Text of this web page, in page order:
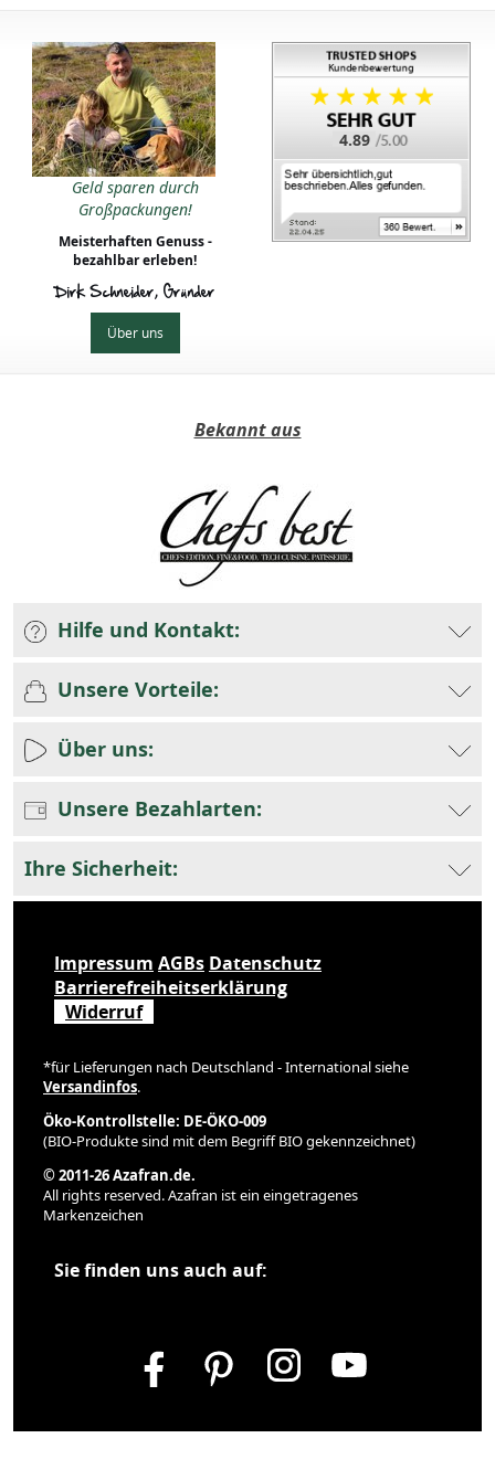
Geld sparen durch
Großpackungen!
Meisterhaften Genuss -
bezahlbar erleben!
Dirk Schneider, Gründer
Über uns
4.89
Bekannt aus
Hilfe und Kontakt:
Unsere Vorteile:
Über uns:
Unsere Bezahlarten:
Ihre Sicherheit:
Impressum AGBs Datenschutz
Barrierefreiheitserklärung
Widerruf
*für Lieferungen nach Deutschland - International siehe
Versandinfos.
Öko-Kontrollstelle: DE-ÖKO-009
(BIO-Produkte sind mit dem Begriff BIO gekennzeichnet)
© 2011-26 Azafran.de.
All rights reserved. Azafran ist ein eingetragenes
Markenzeichen
Sie finden uns auch auf: